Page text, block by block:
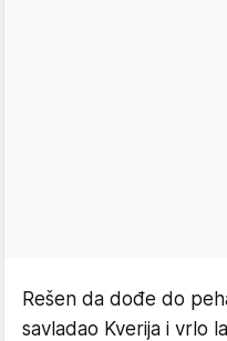
Rešen da dođe do
savladao Kverija i vrlo